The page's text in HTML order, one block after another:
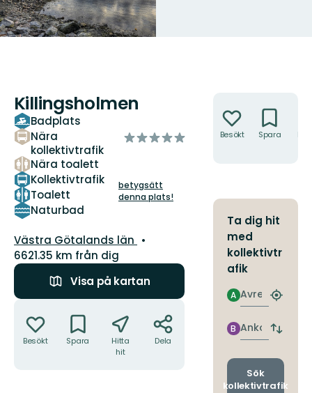
Killingsholmen
Badplats
Nära
kollektivtrafik
Nära toalett
Kollektivtrafik
Toalett
Naturbad
av
betygsätt
denna plats!
Län:
Västra Götalands län
6621.35 km från dig
Visa på kartan
Besökt Spara
Hitta
hit
Dela
Besökt Spara
Ta dig hit
med
kollektivtr
afik
Avresa
A
Hitta
Ankomst
B
Byt
och
Sök
kollektivtrafik